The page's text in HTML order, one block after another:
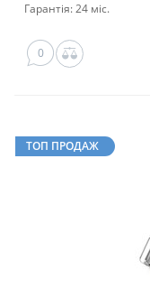
Гарантія: 24 міс.
0
ТОП ПРОДАЖ